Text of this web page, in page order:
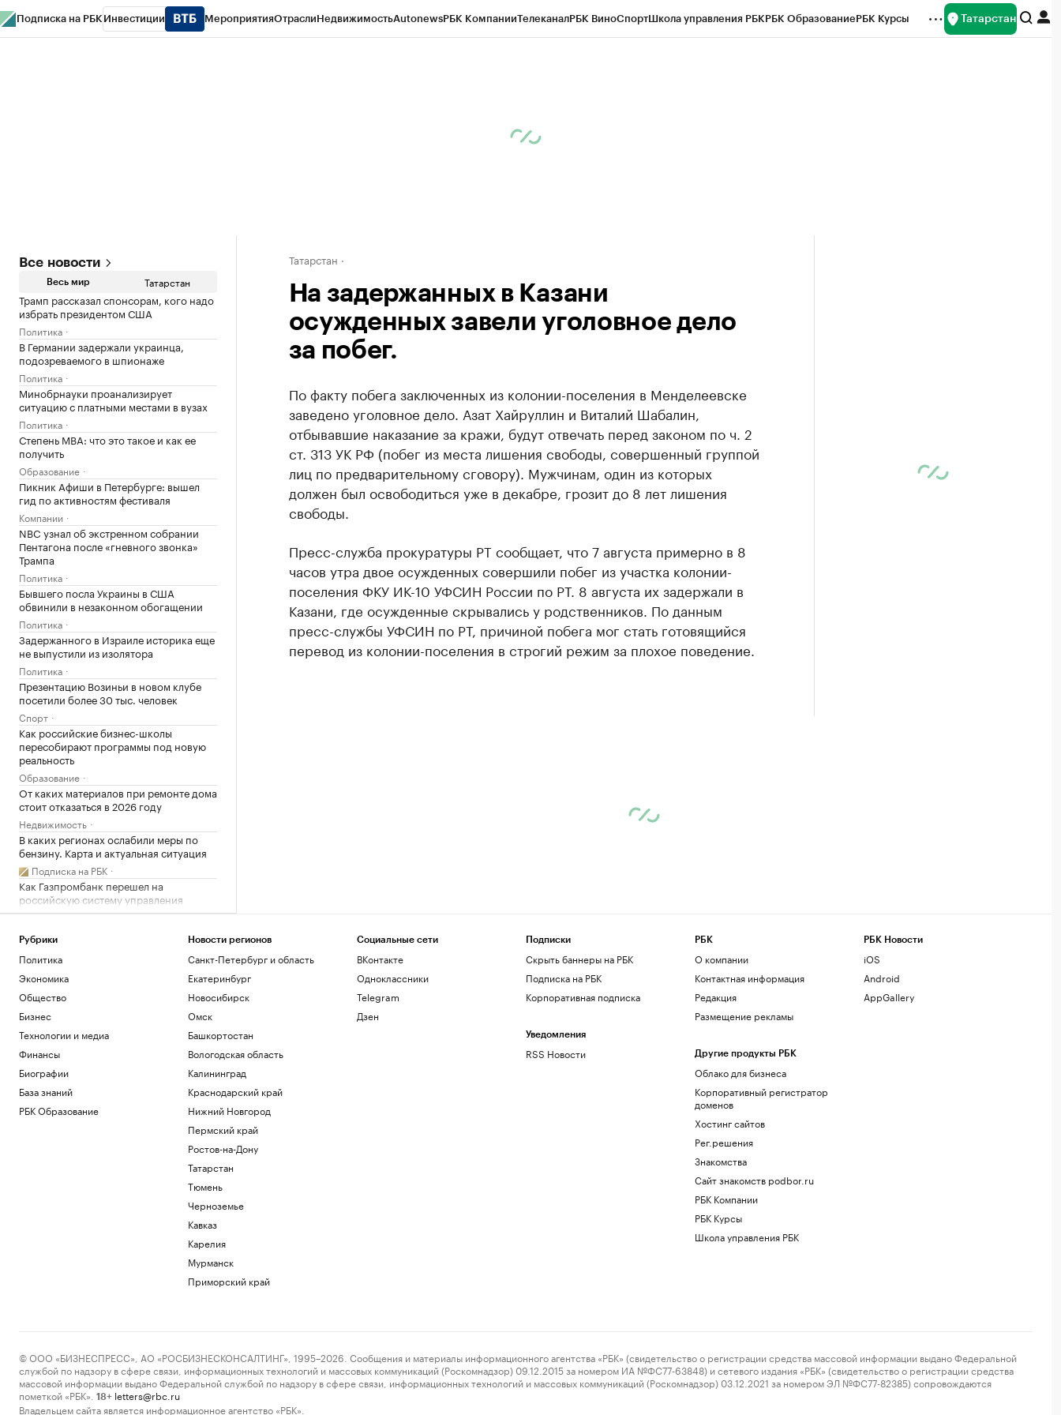
Подписка на РБК Инвестиции МероприятияОтраслиНедвижимостьAutonewsРБК КомпанииТелеканалРБК ВиноСпортШкола управления РБКРБК ОбразованиеРБК Курсы Татарстан
Все новости
Весь мир Татарстан
Трамп рассказал спонсорам, кого надо
избрать президентом США
Политика
В Германии задержали украинца,
подозреваемого в шпионаже
Политика
Минобрнауки проанализирует
ситуацию с платными местами в вузах
Политика
Степень MBA: что это такое и как ее
получить
Образование
Пикник Афиши в Петербурге: вышел
гид по активностям фестиваля
Компании
NBC узнал об экстренном собрании
Пентагона после «гневного звонка»
Трампа
Политика
Бывшего посла Украины в США
обвинили в незаконном обогащении
Политика
Задержанного в Израиле историка еще
не выпустили из изолятора
Политика
Презентацию Возиньи в новом клубе
посетили более 30 тыс. человек
Спорт
Как российские бизнес-школы
пересобирают программы под новую
реальность
Образование
От каких материалов при ремонте дома
стоит отказаться в 2026 году
Недвижимость
В каких регионах ослабили меры по
бензину. Карта и актуальная ситуация
Подписка на РБК
Как Газпромбанк перешел на
российскую систему управления
базами данных
Оверчук сообщил, что товарооборот
России и Армении снизился на две
трети
Политика
В вузы по квоте прошли почти 42 тыс.
участников спецоперации и их детей
Общество
Почему наш мозг саботирует
Образование
На НПЗ в Ярославской области возник
пожар после крупной атаки дронов
Военная операция на Украине. Главное
тестирования взломал систему другой
Татарстан
На задержанных в Казани
осужденных завели уголовное дело
за побег.
По факту побега заключенных из колонии-поселения в Менделеевске
заведено уголовное дело. Азат Хайруллин и Виталий Шабалин,
отбывавшие наказание за кражи, будут отвечать перед законом по ч. 2
ст. 313 УК РФ (побег из места лишения свободы, совершенный группой
лиц по предварительному сговору). Мужчинам, один из которых
должен был освободиться уже в декабре, грозит до 8 лет лишения
свободы.
Пресс-служба прокуратуры РТ сообщает, что 7 августа примерно в 8
часов утра двое осужденных совершили побег из участка колонии-
поселения ФКУ ИК-10 УФСИН России по РТ. 8 августа их задержали в
Казани, где осужденные скрывались у родственников. По данным
пресс-службы УФСИН по РТ, причиной побега мог стать готовящийся
перевод из колонии-поселения в строгий режим за плохое поведение.
Рубрики
Политика
Экономика
Общество
Бизнес
Технологии и медиа
Финансы
Биографии
База знаний
РБК Образование
Новости регионов
Санкт-Петербург и область
Екатеринбург
Новосибирск
Омск
Башкортостан
Вологодская область
Калининград
Краснодарский край
Нижний Новгород
Пермский край
Ростов-на-Дону
Татарстан
Тюмень
Черноземье
Кавказ
Карелия
Мурманск
Приморский край
Социальные сети
ВКонтакте
Одноклассники
Telegram
Дзен
Подписки
Скрыть баннеры на РБК
Подписка на РБК
Корпоративная подписка
Уведомления
RSS Новости
РБК
О компании
Контактная информация
Редакция
Размещение рекламы
Другие продукты РБК
Облако для бизнеса
Корпоративный регистратор
доменов
Хостинг сайтов
Рег.решения
Знакомства
Сайт знакомств podbor.ru
РБК Компании
РБК Курсы
Школа управления РБК
РБК Новости
iOS
Android
AppGallery
© ООО «БИЗНЕСПРЕСС», АО «РОСБИЗНЕСКОНСАЛТИНГ», 1995–2026. Сообщения и материалы информационного агентства «РБК» (свидетельство о регистрации средства массовой информации выдано Федеральной
службой по надзору в сфере связи, информационных технологий и массовых коммуникаций (Роскомнадзор) 09.12.2015 за номером ИА №ФС77-63848) и сетевого издания «РБК» (свидетельство о регистрации средства
массовой информации выдано Федеральной службой по надзору в сфере связи, информационных технологий и массовых коммуникаций (Роскомнадзор) 03.12.2021 за номером ЭЛ №ФС77-82385) сопровождаются
пометкой «РБК».
18+ letters@rbc.ru
Владельцем сайта является информационное агентство «РБК».